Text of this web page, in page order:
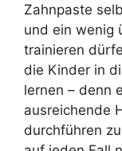
Zahnpaste
und ein wenig
trainieren
die Kinder in
lernen – denn
ausreichende
durchführen